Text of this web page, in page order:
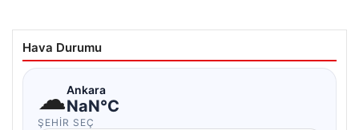
Hava Durumu
☁Ankara
NaN°C
ŞEHIR SEÇ